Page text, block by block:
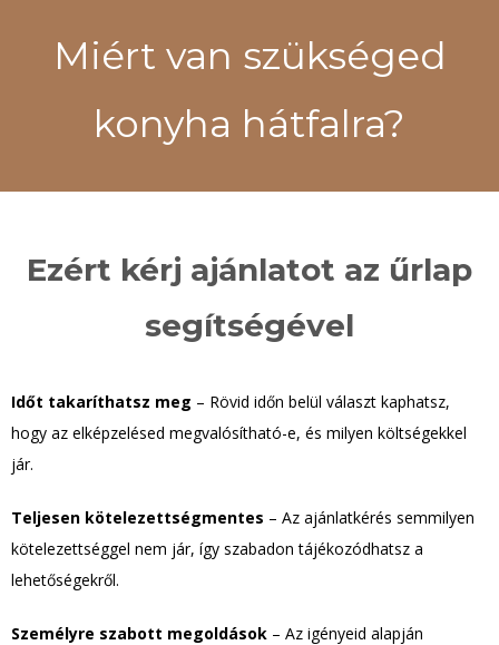
Miért van szükséged
konyha hátfalra?
Ezért kérj ajánlatot az űrlap
segítségével
Időt takaríthatsz meg – Rövid időn belül választ kaphatsz,
hogy az elképzelésed megvalósítható-e, és milyen költségekkel
jár.
Teljesen kötelezettségmentes – Az ajánlatkérés semmilyen
kötelezettséggel nem jár, így szabadon tájékozódhatsz a
lehetőségekről.
Személyre szabott megoldások – Az igényeid alapján